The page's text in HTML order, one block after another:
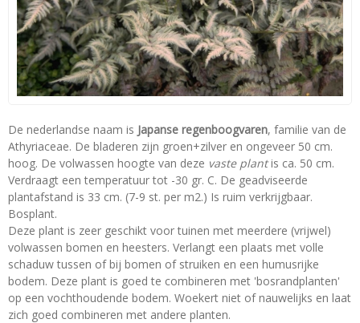
De nederlandse naam is Japanse regenboogvaren, familie van de
Athyriaceae. De bladeren zijn groen+zilver en ongeveer 50 cm.
hoog. De volwassen hoogte van deze vaste plantis ca. 50 cm.
Verdraagt een temperatuur tot -30 gr. C. De geadviseerde
plantafstand is 33 cm. (7-9 st. per m2.) Is ruim verkrijgbaar.
Bosplant.
Deze plant is zeer geschikt voor tuinen met meerdere (vrijwel)
volwassen bomen en heesters. Verlangt een plaats met volle
schaduw tussen of bij bomen of struiken en een humusrijke
bodem. Deze plant is goed te combineren met 'bosrandplanten'
op een vochthoudende bodem. Woekert niet of nauwelijks en laat
zich goed combineren met andere planten.